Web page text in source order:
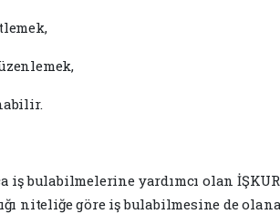
bulabilmelerine yardımcı olan
niteliğe göre iş bulabilmesine de